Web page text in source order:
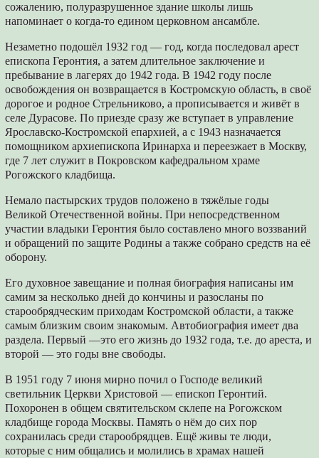
сожалению, полуразрушенное здание школы лишь
напоминает о когда-то едином церковном ансамбле.
Незаметно подошёл 1932 год — год, когда последовал арест
епископа Геронтия, а затем длительное заключение и
пребывание в лагерях до 1942 года. В 1942 году после
освобождения он возвращается в Костромскую область, в своё
дорогое и родное Стрельниково, а прописывается и живёт в
селе Дурасове. По приезде сразу же вступает в управление
Ярославско-Костромской епархией, а с 1943 назначается
помощником архиепископа Иринарха и переезжает в Москву,
где 7 лет служит в Покровском кафедральном храме
Рогожского кладбища.
Немало пастырских трудов положено в тяжёлые годы
Великой Отечественной войны. При непосредственном
участии владыки Геронтия было составлено много воззваний
и обращений по защите Родины а также собрано средств на её
оборону.
Его духовное завещание и полная биография написаны им
самим за несколько дней до кончины и разосланы по
старообрядческим приходам Костромской области, а также
самым близким своим знакомым. Автобиография имеет два
раздела. Первый —это его жизнь до 1932 года, т.е. до ареста, и
второй — это годы вне свободы.
В 1951 году 7 июня мирно почил о Господе великий
светильник Церкви Христовой — епископ Геронтий.
Похоронен в общем святительском склепе на Рогожском
кладбище города Москвы. Память о нём до сих пор
сохранилась среди старообрядцев. Ещё живы те люди,
которые с ним общались и молились в храмах нашей